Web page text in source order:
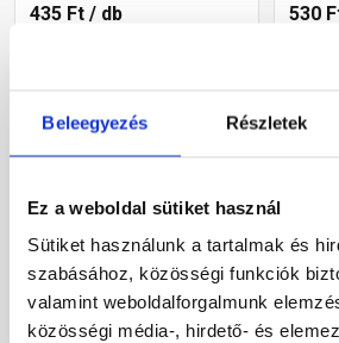
Beleegyezés Részletek
Ez a weboldal sütiket használ
Sütiket használunk a tartalmak és
szabásához, közösségi funkciók
valamint weboldalforgalmunk
közösségi média-, hirdető- és
435 Ft / db 530